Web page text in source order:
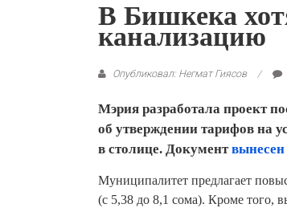
В Бишкека
канализацию
Опубликовал: Негмат Гиясов
Мэрия разработала проект
об утверждении тарифов на
в столице. Документвынесен
Муниципалитет предлагает
(с 5,38 до 8,1 сома). Кроме того,